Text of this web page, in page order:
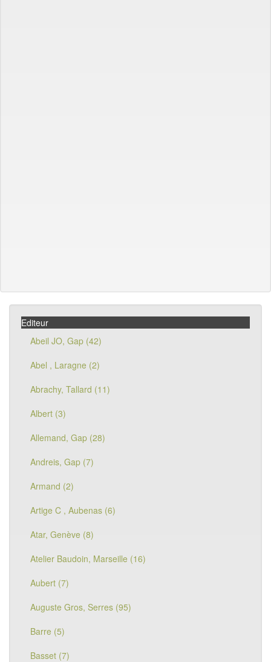
Editeur
Abeil JO, Gap (42)
Abel , Laragne (2)
Abrachy, Tallard (11)
Albert (3)
Allemand, Gap (28)
Andreis, Gap (7)
Armand (2)
Artige C , Aubenas (6)
Atar, Genève (8)
Atelier Baudoin, Marseille (16)
Aubert (7)
Auguste Gros, Serres (95)
Barre (5)
Basset (7)